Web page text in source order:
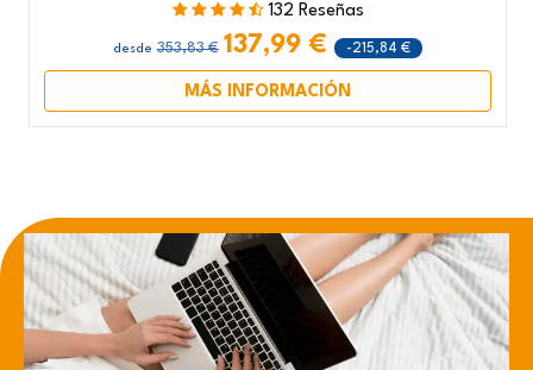
132 Reseñas
desde 353,83 € 137,99 € -215,84 €
MÁS INFORMACIÓN